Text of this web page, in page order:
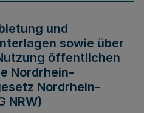
und
sowie über
öffentlichen
Nordrhein-
Nordrhein-
NRW)